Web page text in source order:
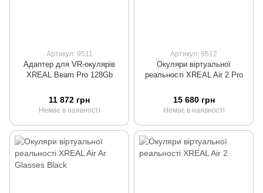
Артикул: 9511
Адаптер для VR-окулярів
XREAL Beam Pro 128Gb
11 872 грн
Немає в наявності
Артикул: 9512
Окуляри віртуальної
реальності XREAL Air 2 Pro
15 680 грн
Немає в наявності